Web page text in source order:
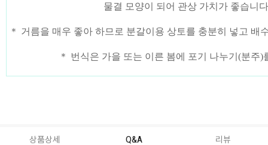
물결 모양이 되어 관상 가치가 좋습니
＊ 거름을 매우 좋아 하므로 분갈이용 상토를 충분히 넣고 배
＊ 번식은 가을 또는 이른 봄에 포기 나누기(분주)
상품상세 Q&A 리뷰